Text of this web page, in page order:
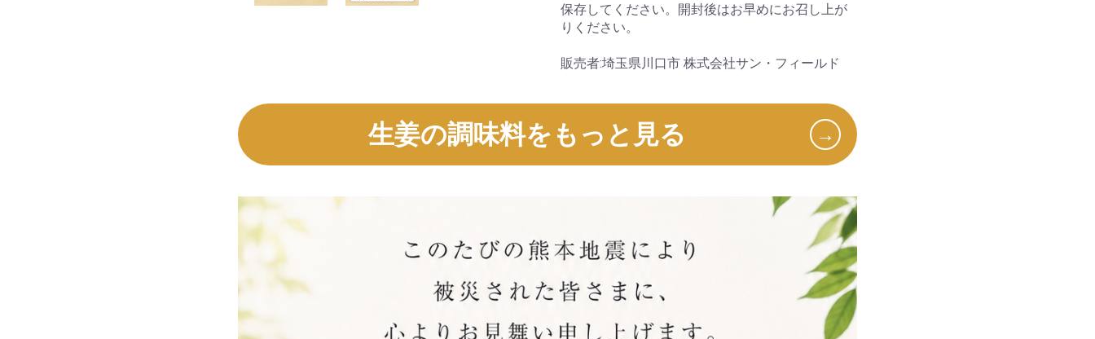
保存してください。開封後はお早めにお召し上が
りください。
販売者:埼玉県川口市 株式会社サン・フィールド
生姜の調味料をもっと見る →